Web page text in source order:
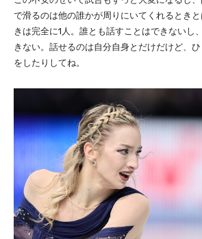
で滑るのは他の誰かが周りにいてくれるとき
きは完全に1人。誰とも話すことはできないし
きない。話せるのは自分自身とだけだけど、
をしたりしてね。